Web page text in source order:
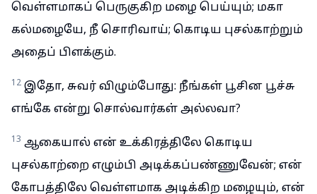
வெள்ளமாகப் பெருகுகிற மழை பெய்யும்; மகா
கல்மழையே, நீ சொரிவாய்; கொடிய புசல்காற்றும்
அதைப் பிளக்கும்.
12 இதோ, சுவர் விழும்போது: நீங்கள் பூசின பூச்சு
எங்கே என்று சொல்வார்கள் அல்லவா?
13 ஆகையால் என் உக்கிரத்திலே கொடிய
புசல்காற்றை எழும்பி அடிக்கப்பண்ணுவேன்; என்
கோபத்திலே வெள்ளமாக அடிக்கிற மழையும், என்